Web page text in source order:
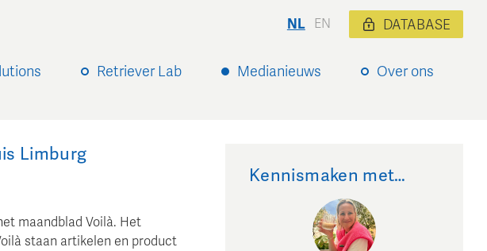
Retriever Lab Medianieuws Over ons
NL EN DATABASE
Limburg
maandblad Voilà. Het
staan artikelen en product
Kennismaken met…